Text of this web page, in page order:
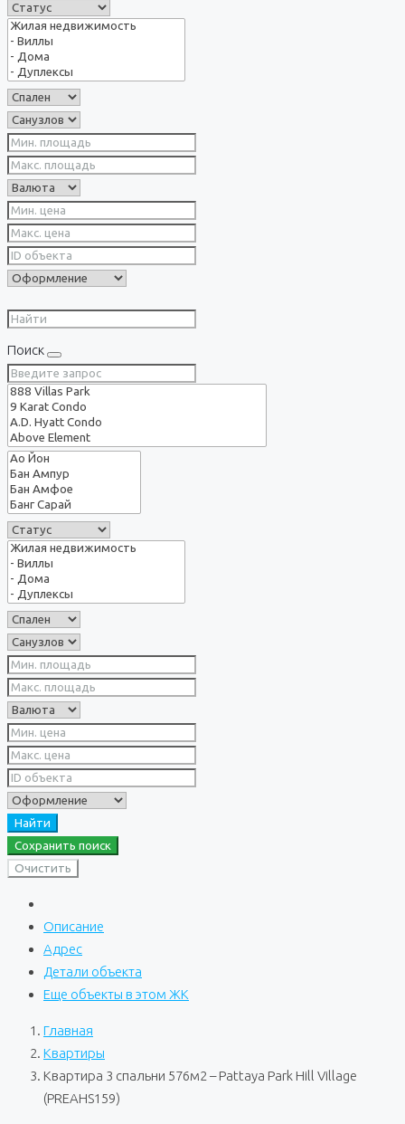
Поиск
Найти
Сохранить поиск
Очистить
Описание
Адрес
Детали объекта
Еще объекты в этом ЖК
Главная
Квартиры
Квартира 3 спальни 576м2 – Pattaya Park Hill Village
(PREAHS159)